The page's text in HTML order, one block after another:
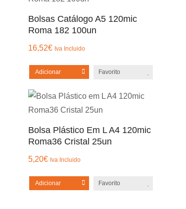
Bolsas Catálogo A5 120mic
Roma 182 100un
16,52€ Iva Incluido
Adicionar Favorito
Bolsa Plástico Em L A4 120mic
Roma36 Cristal 25un
5,20€ Iva Incluido
Adicionar Favorito